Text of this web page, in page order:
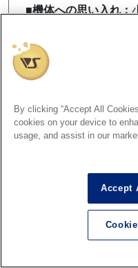
■機体への思い入れ：
た。
■制作でこだわった箇
ラーと、現実の軍用車
■制作者コメント：キ
チッと丁寧に仕上げ
にゃも様より、平成版カ
れた作品を、全国のボー
料「ファレホ」を使用し
まさに我々の思い出の中
いでございます！平成版
By clicking “Accept All
cookies on your device to
usage, and assist in our
Accept